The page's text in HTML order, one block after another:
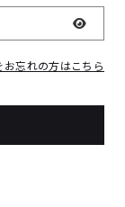
表示
お忘れの方はこちら